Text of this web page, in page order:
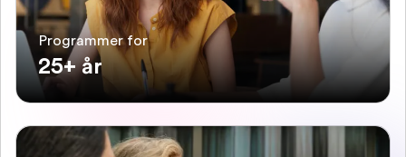
Programmer for
25+ år